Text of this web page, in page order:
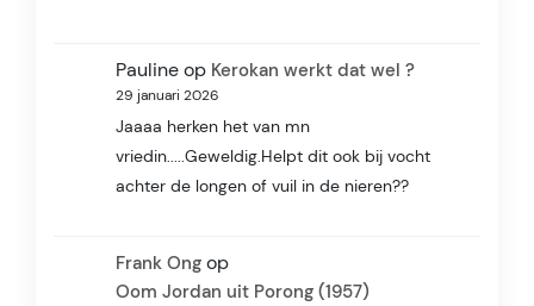
Paulineop Kerokan werkt dat wel ?
29 januari 2026
Jaaaa herken het van mn
vriedin.....Geweldig.Helpt dit ook bij vocht
achter de longen of vuil in de nieren??
Frank Ong op
Oom Jordan uit Porong (1957)